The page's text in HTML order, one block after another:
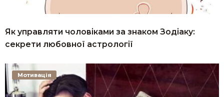
Як управляти чоловіками за знаком Зодіаку:
секрети любовної астрології
Мотивація